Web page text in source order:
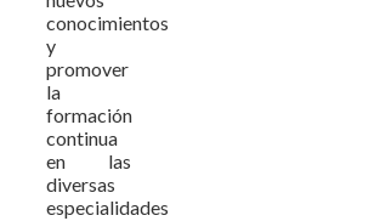
conocimientos
y
promover
la
formación
continua
en las
diversas
especialidades